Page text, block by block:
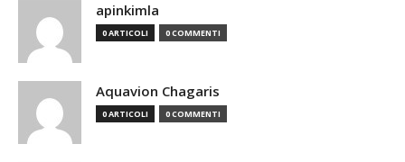
apinkimla
0 ARTICOLI 0 COMMENTI
Aquavion Chagaris
0 ARTICOLI 0 COMMENTI